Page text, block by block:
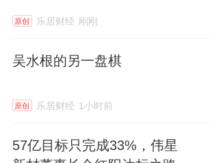
原创 乐居财经 刚刚
吴水根的另一盘棋
原创 乐居财经 1小时前
57亿目标只完成33%，伟星